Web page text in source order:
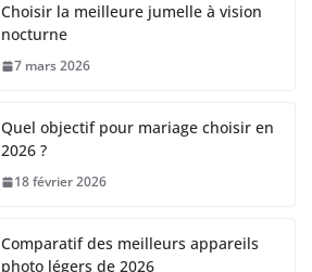
Choisir la meilleure jumelle à vision
nocturne
7 mars 2026
Quel objectif pour mariage choisir en
2026 ?
18 février 2026
Comparatif des meilleurs appareils
photo légers de 2026